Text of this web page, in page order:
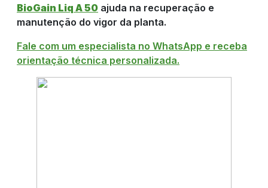
BioGain Liq A 50 ajuda na recuperação e
manutenção do vigor da planta.
Fale com um especialista no WhatsApp e receba
orientação técnica personalizada.